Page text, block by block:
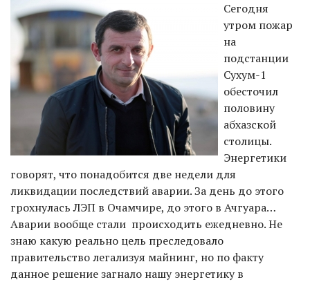
Сегодня
утром пожар
на
подстанции
Сухум-1
обесточил
половину
абхазской
столицы.
Энергетики
говорят, что понадобится две недели для
ликвидации последствий аварии. За день до этого
грохнулась ЛЭП в Очамчире, до этого в Ачгуара…
Аварии вообще стали происходить ежедневно. Не
знаю какую реально цель преследовало
правительство легализуя майнинг, но по факту
данное решение загнало нашу энергетику в